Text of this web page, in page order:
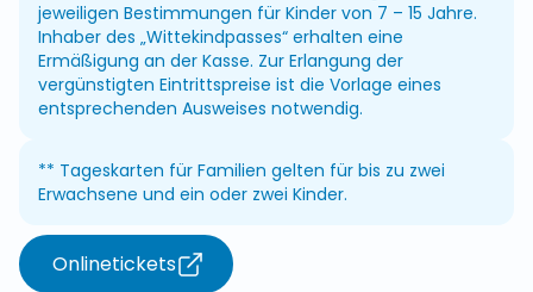
jeweiligen Bestimmungen für Kinder von 7 – 15 Jahre.
Inhaber des „Wittekindpasses“ erhalten eine
Ermäßigung an der Kasse. Zur Erlangung der
vergünstigten Eintrittspreise ist die Vorlage eines
entsprechenden Ausweises notwendig.
** Tageskarten für Familien gelten für bis zu zwei
Erwachsene und ein oder zwei Kinder.
Onlinetickets
(öffnet in neuem Fenster)